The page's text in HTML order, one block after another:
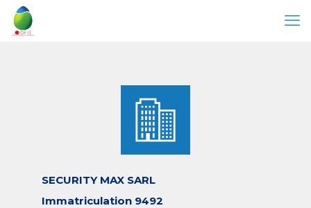
SECURITY MAX SARL
Immatriculation 9492